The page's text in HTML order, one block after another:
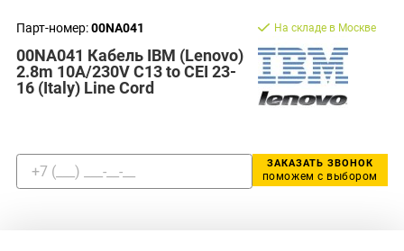
Парт-номер:00NA041
00NA041 Кабель IBM (Lenovo)
2.8m 10A/230V C13 to CEI 23-
16 (Italy) Line Cord
На складе в Москве
ЗАКАЗАТЬ ЗВОНОК
поможем с выбором